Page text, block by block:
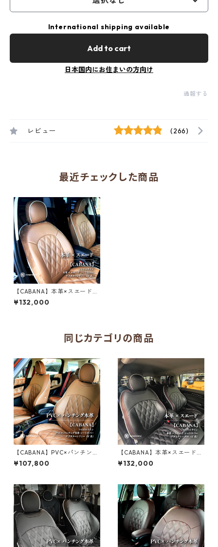
International shipping available
Add to cart
日本国内にお住まいの方向け
通報する
レビュー (266)
最近チェックした商品
【CABANA】本革×スエード
コンビシートカバー ロイヤル
ライン アフターヌーンティー
¥132,000
同じカテゴリの商品
【CABANA】PVC×パンチング
本革 シートカバー ロイヤルラ
イン アフターヌーンティー（F
¥107,800
【CABANA】本革×スエード
シートカバー ロイヤルライン
ブラックレーベル（F系）
¥132,000